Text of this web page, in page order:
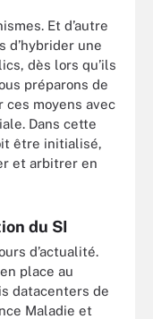
Et d’autre
d’hybrider une
dès lors qu’ils
préparons de
moyens avec
Dans cette
être initialisé,
et arbitrer en
du SI
d’actualité.
place au
datacenters de
Maladie et